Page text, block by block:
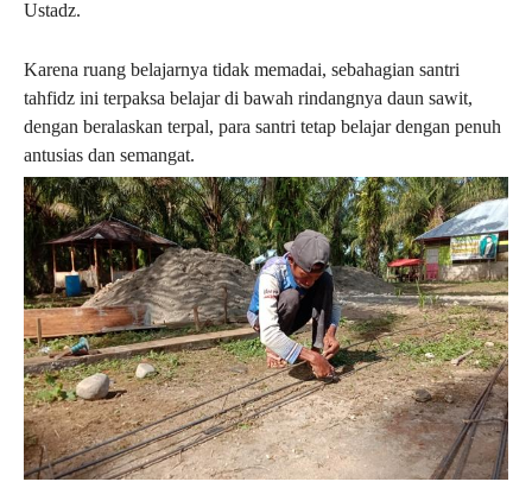
Ustadz.
Karena ruang belajarnya tidak memadai, sebahagian santri
tahfidz ini terpaksa belajar di bawah rindangnya daun sawit,
dengan beralaskan terpal, para santri tetap belajar dengan penuh
antusias dan semangat.